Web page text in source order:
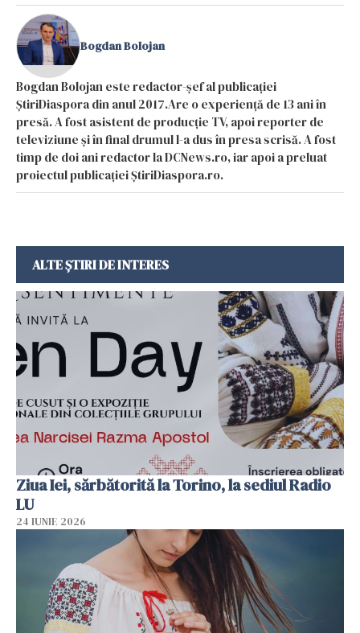
Bogdan Bolojan
Bogdan Bolojan este redactor-șef al publicației
ȘtiriDiaspora din anul 2017.Are o experiență de 13 ani în
presă. A fost asistent de producție TV, apoi reporter de
televiziune și în final drumul l-a dus în presa scrisă. A fost
timp de doi ani redactor la DCNews.ro, iar apoi a preluat
proiectul publicației ȘtiriDiaspora.ro.
ALTE ȘTIRI DE INTERES
Ziua Iei, sărbătorită la Torino, la sediul Radio
LU
24 IUNIE 2026